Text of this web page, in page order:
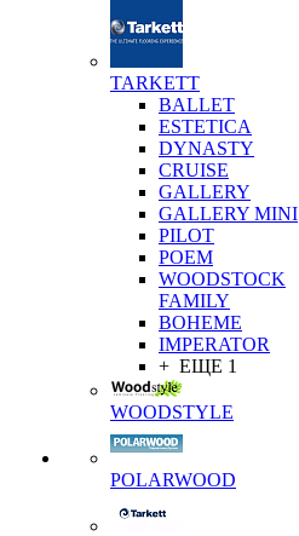
TARKETT
BALLET
ESTETICA
DYNASTY
CRUISE
GALLERY
GALLERY MINI
PILOT
POEM
WOODSTOCK
FAMILY
BOHEME
IMPERATOR
+ ЕЩЕ 1
WOODSTYLE
POLARWOOD